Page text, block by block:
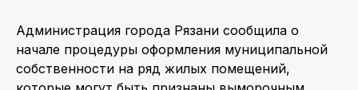
Администрация города Рязани сообщила о
начале процедуры оформления муниципальной
собственности на ряд жилых помещений,